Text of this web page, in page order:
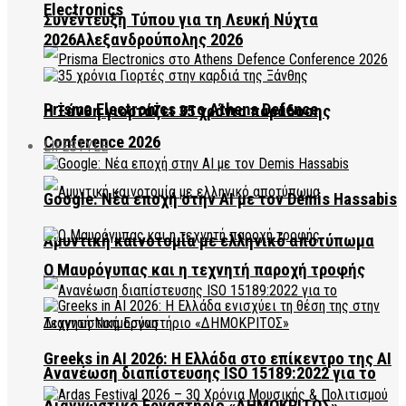
Electronics
Prisma Electronics στο Athens Defence
Conference 2026
Αμυντική καινοτομία με ελληνικό αποτύπωμα
Ανανέωση διαπίστευσης ISO 15189:2022 για το
Συνέντευξη Τύπου για τη Λευκή Νύχτα
2026Αλεξανδρούπολης 2026
Η Ξάνθη γιορτάζει 35 χρόνια παράδοσης
LIFESTYLE
Google: Νέα εποχή στην AI με τον Demis Hassabis
Ο Μαυρόγυπας και η τεχνητή παροχή τροφής
Greeks in AI 2026: Η Ελλάδα στο επίκεντρο της AI